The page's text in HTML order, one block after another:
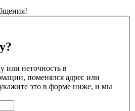
неточность в
поменялся адрес или
это в форме ниже, и мы